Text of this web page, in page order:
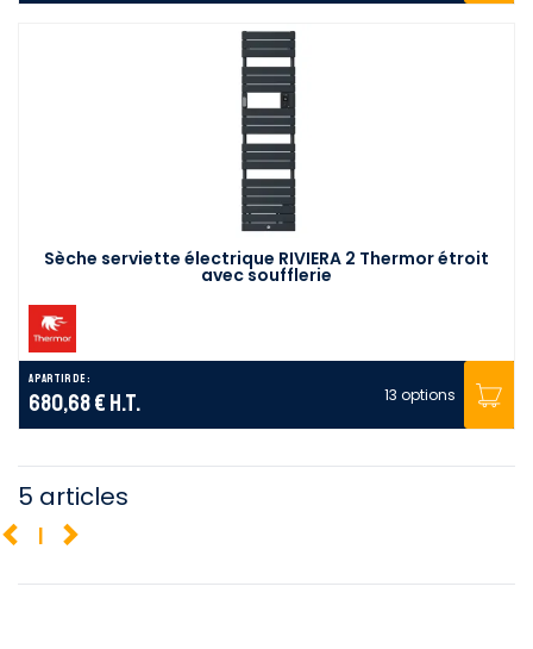
Sèche serviette électrique RIVIERA 2 Thermor étroit
avec soufflerie
A partir de :
680,68 € H.T. 13 options
5 articles
1